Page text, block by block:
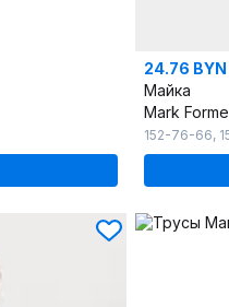
24.76 BYN
Майка
Mark
152-76-66,